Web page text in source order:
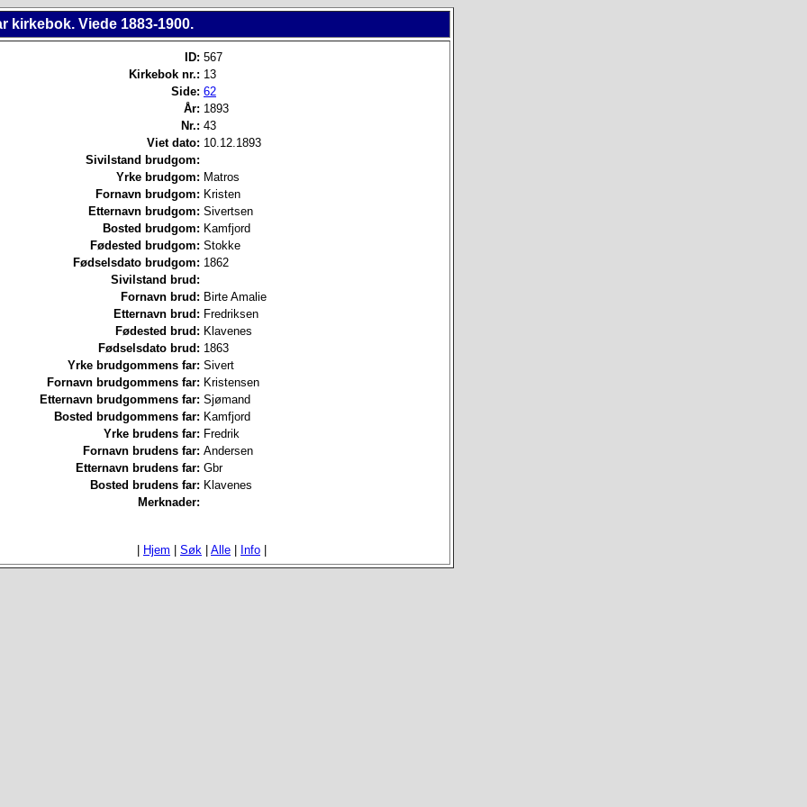
kirkebok. Viede 1883-1900.
ID: 567
Kirkebok nr.: 13
Side: 62
År: 1893
Nr.: 43
Viet dato: 10.12.1893
Sivilstand brudgom:
Yrke brudgom: Matros
Fornavn brudgom: Kristen
Etternavn brudgom: Sivertsen
Bosted brudgom: Kamfjord
Fødested brudgom: Stokke
Fødselsdato brudgom: 1862
Sivilstand brud:
Fornavn brud: Birte Amalie
Etternavn brud: Fredriksen
Fødested brud: Klavenes
Fødselsdato brud: 1863
Yrke brudgommens far: Sivert
Fornavn brudgommens far: Kristensen
Etternavn brudgommens far: Sjømand
Bosted brudgommens far: Kamfjord
Yrke brudens far: Fredrik
Fornavn brudens far: Andersen
Etternavn brudens far: Gbr
Bosted brudens far: Klavenes
Merknader:
Hjem Søk Alle Info